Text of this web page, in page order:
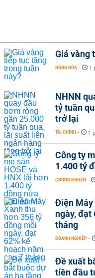
Giá vàng
HÀNG HÓA - 1
NHNN
tỷ tuần
trở lại
TÀI CHÍNH - 1
Công ty
1.400 tỷ
CHỨNG KHOÁN -
Điện Máy
ngày, đạt
tháng
DOANH NGHIỆP -
Đề xuất
tiền đầu